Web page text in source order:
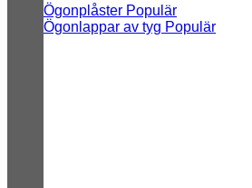
Ögonplåster
Ögonlappar av tyg